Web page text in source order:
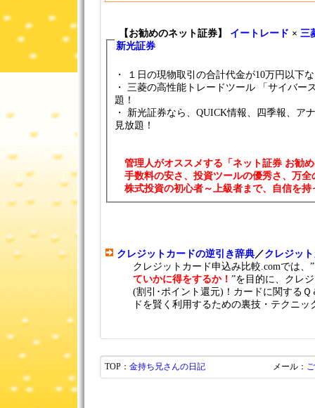
【お勧めのネット証券】 イートレード × 三
新光証券
・ １日の現物取引の合計代金が10万円以下
・ 三菱の高性能トレードツール 「サイバー
題！
・ 新光証券なら、QUICK情報、四季報、アナリストレポートが無料で
見放題！
管理人がオス
手数料の安さ、投資ツールの優秀さ、万全
株式投資の初心者～上級者まで、自信を持
クレジットカードの逆引き辞典／クレジッ
クレジットカード申込み比較.comでは、”
ていかに得をするか！ ”を目的に、クレ
(割引･ポイント還元)！カードに関する
ドを賢く利用するための裏技・テクニッ
TOP： 金持ち兄さんの日記 メール：